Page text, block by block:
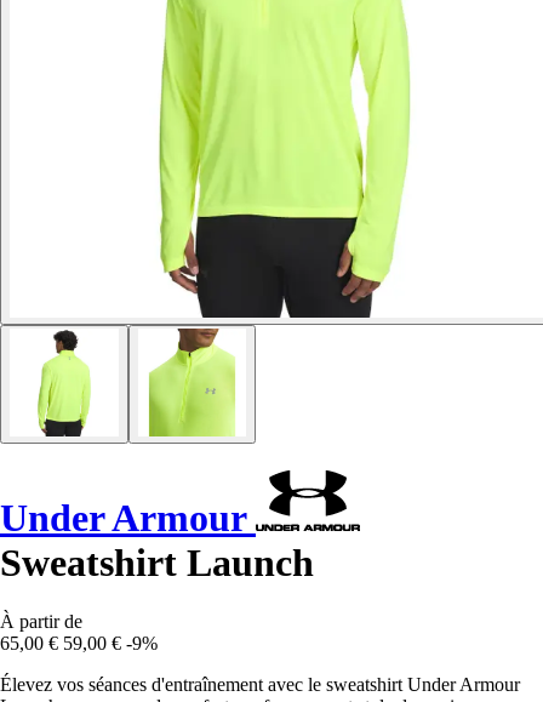
Under Armour
Sweatshirt Launch
À partir de
65,00 € 59,00 € -9%
Élevez vos séances d'entraînement avec le sweatshirt Under Armour